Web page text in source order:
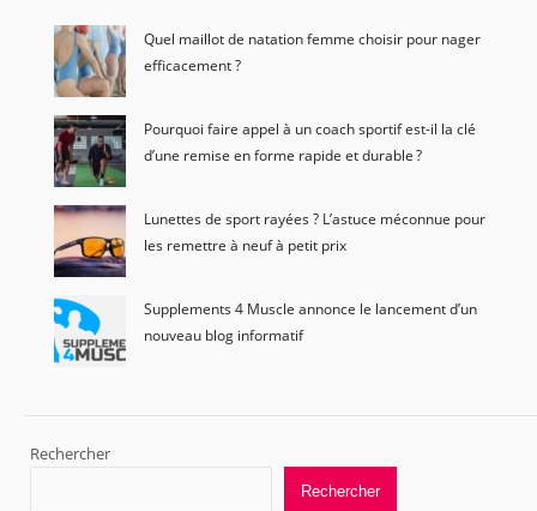
Quel maillot de natation femme choisir pour nager
efficacement ?
Pourquoi faire appel à un coach sportif est-il la clé
d’une remise en forme rapide et durable ?
Lunettes de sport rayées ? L’astuce méconnue pour
les remettre à neuf à petit prix
Supplements 4 Muscle annonce le lancement d’un
nouveau blog informatif
Rechercher
Rechercher